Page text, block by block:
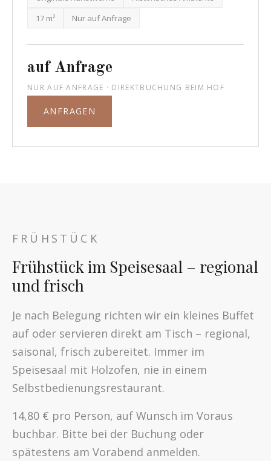
17 m²
Nur auf Anfrage
auf Anfrage
NUR AUF ANFRAGE · DIREKTBUCHUNG BEIM HOF
ANFRAGEN
FRÜHSTÜCK
Frühstück im Speisesaal – regional
und frisch
Je nach Belegung richten wir ein kleines Buffet
auf oder servieren direkt am Tisch – regional,
saisonal, frisch zubereitet. Immer im
Speisesaal mit Holzofen, nie in einem
Selbstbedienungsrestaurant.
14,80 € pro Person, auf Wunsch im Voraus
buchbar. Bitte bei der Buchung oder
spätestens am Vorabend anmelden.